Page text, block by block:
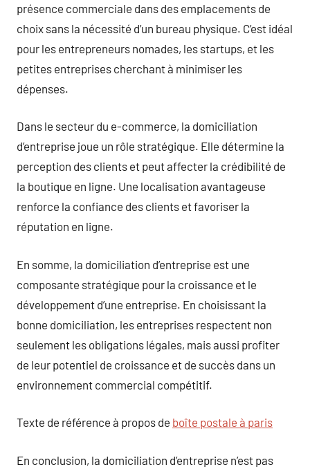
présence commerciale dans des emplacements de
choix sans la nécessité d’un bureau physique. C’est idéal
pour les entrepreneurs nomades, les startups, et les
petites entreprises cherchant à minimiser les
dépenses.
Dans le secteur du e-commerce, la domiciliation
d’entreprise joue un rôle stratégique. Elle détermine la
perception des clients et peut affecter la crédibilité de
la boutique en ligne. Une localisation avantageuse
renforce la confiance des clients et favoriser la
réputation en ligne.
En somme, la domiciliation d’entreprise est une
composante stratégique pour la croissance et le
développement d’une entreprise. En choisissant la
bonne domiciliation, les entreprises respectent non
seulement les obligations légales, mais aussi profiter
de leur potentiel de croissance et de succès dans un
environnement commercial compétitif.
Texte de référence à propos de boîte postale à paris
En conclusion, la domiciliation d’entreprise n’est pas